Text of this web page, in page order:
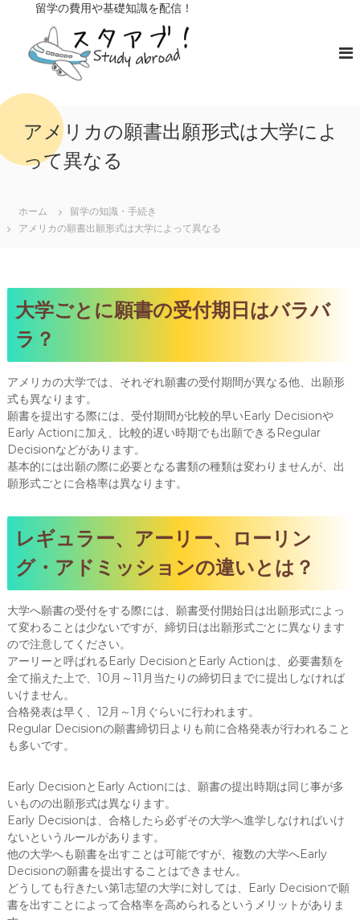
ス
プ
留学の費用や基礎知識を配信！
礎
知
アメリカの願書出願形式は大学によ
って異なる
ホーム
留学の知識・手続き
アメリカの願書出願形式は大学によって異なる
大学ごとに願書の受付期日はバラバ
ラ？
アメリカの大学では、それぞれ願書の受付期間が異なる他、出願形
式も異なります。
願書を提出する際には、受付期間が比較的早いEarly Decisionや
Early Actionに加え、比較的遅い時期でも出願できるRegular
Decisionなどがあります。
基本的には出願の際に必要となる書類の種類は変わりませんが、出
願形式ごとに合格率は異なります。
レギュラー、アーリー、ローリン
グ・アドミッションの違いとは？
大学へ願書の受付をする際には、願書受付開始日は出願形式によっ
て変わることは少ないですが、締切日は出願形式ごとに異なります
ので注意してください。
アーリーと呼ばれるEarly DecisionとEarly Actionは、必要書類を
全て揃えた上で、10月～11月当たりの締切日までに提出しなければ
いけません。
合格発表は早く、12月～1月ぐらいに行われます。
Regular Decisionの願書締切日よりも前に合格発表が行われること
も多いです。
Early DecisionとEarly Actionには、願書の提出時期は同じ事が多
いものの出願形式は異なります。
Early Decisionは、合格したら必ずその大学へ進学しなければいけ
ないというルールがあります。
他の大学へも願書を出すことは可能ですが、複数の大学へEarly
Decisionの願書を提出することはできません。
どうしても行きたい第1志望の大学に対しては、Early Decisionで願
書を出すことによって合格率を高められるというメリットがありま